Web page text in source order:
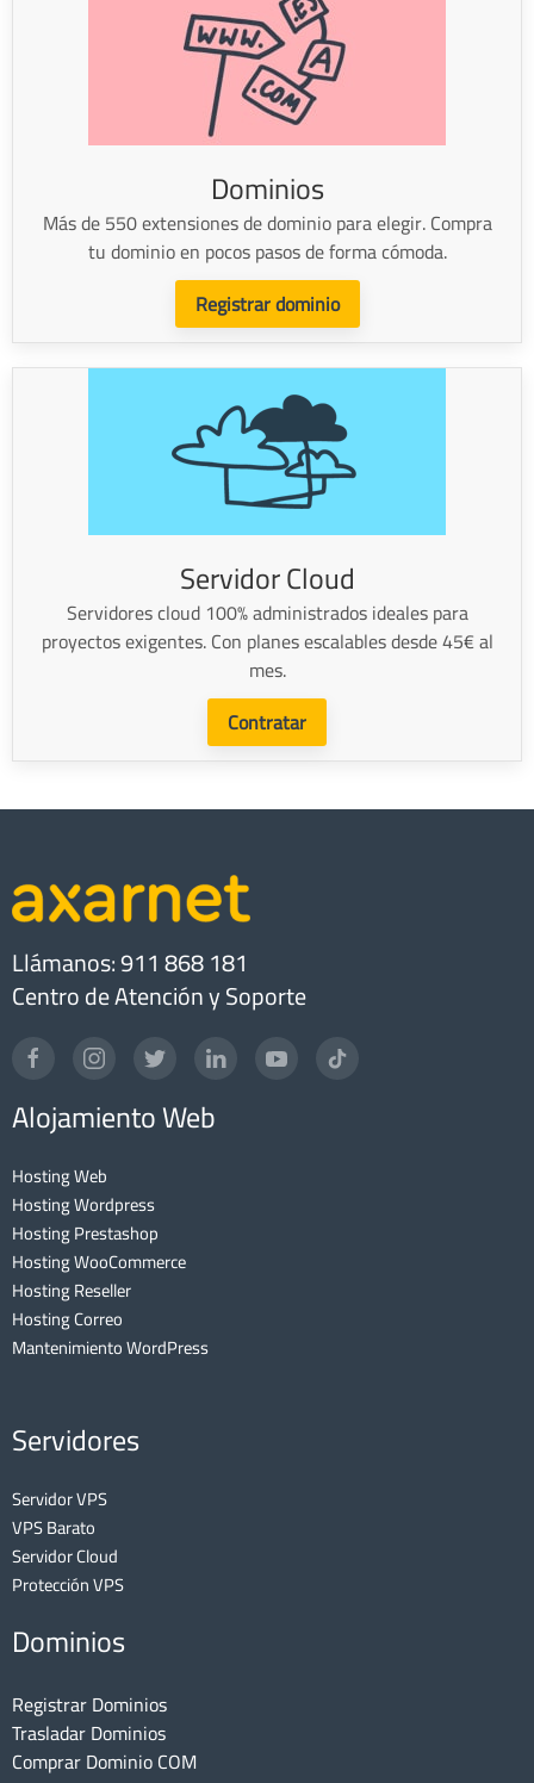
Dominios
Más de 550 extensiones de dominio para elegir. Compra
tu dominio en pocos pasos de forma cómoda.
Registrar dominio
Servidor Cloud
Servidores cloud 100% administrados ideales para
proyectos exigentes. Con planes escalables desde 45€ al
mes.
Contratar
Llámanos: 911 868 181
Centro de Atención y Soporte
Alojamiento Web
Hosting Web
Hosting Wordpress
Hosting Prestashop
Hosting WooCommerce
Hosting Reseller
Hosting Correo
Mantenimiento WordPress
Servidores
Servidor VPS
VPS Barato
Servidor Cloud
Protección VPS
Dominios
Registrar Dominios
Trasladar Dominios
Comprar Dominio COM